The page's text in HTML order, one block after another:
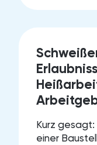
07.JUNE 2026
Kurz
einer